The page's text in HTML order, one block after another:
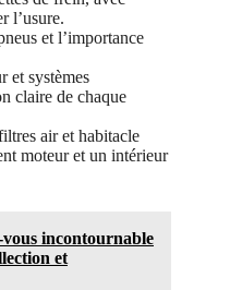
l’usure.
et l’importance
et systèmes
claire de chaque
air et habitacle
moteur et un intérieur
incontournable
et